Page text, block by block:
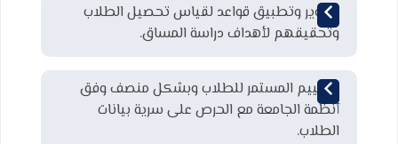
تطوير وتطبيق قواعد لقياس تحصيل الطلاب
وتحقيقهم لأهداف دراسة المساق.
التقييم المستمر للطلاب وبشكل منصف وفق
أنظمة الجامعة مع الحرص على سرية بيانات
الطلاب.